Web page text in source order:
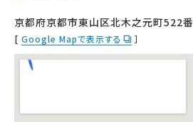
京都府京都市東山区北木之元町522番
[ Google Mapで表示する ］